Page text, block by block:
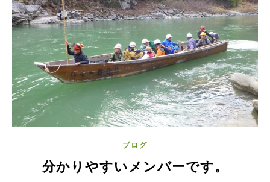
ブログ
分かりやすいメンバーです。